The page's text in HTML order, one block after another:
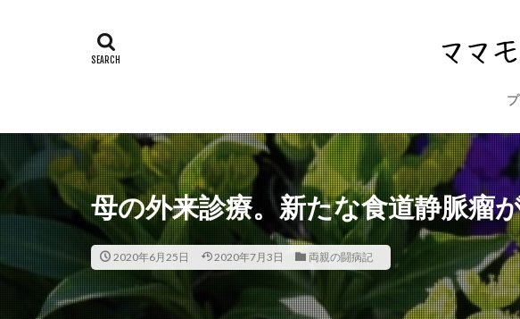
母の外来診療。新たな食道静脈瘤
2020年6月25日 2020年7月3日 両親の闘病記